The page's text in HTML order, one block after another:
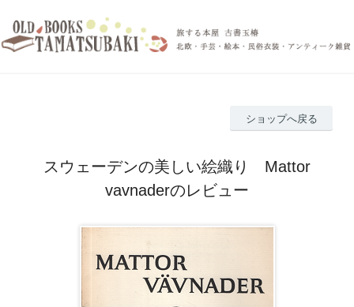
ショップへ戻る
スウェーデンの美しい絵織り Mattor
vavnaderのレビュー